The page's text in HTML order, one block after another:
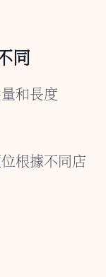
同
和長度
根據不同店